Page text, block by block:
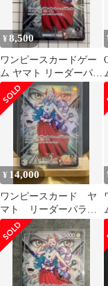
¥8,500
ワンピースカードゲー
ム ヤマト リーダーパラ
レル
¥ 14,000
ワンピースカード ヤ
マト リーダーパラレ
ル